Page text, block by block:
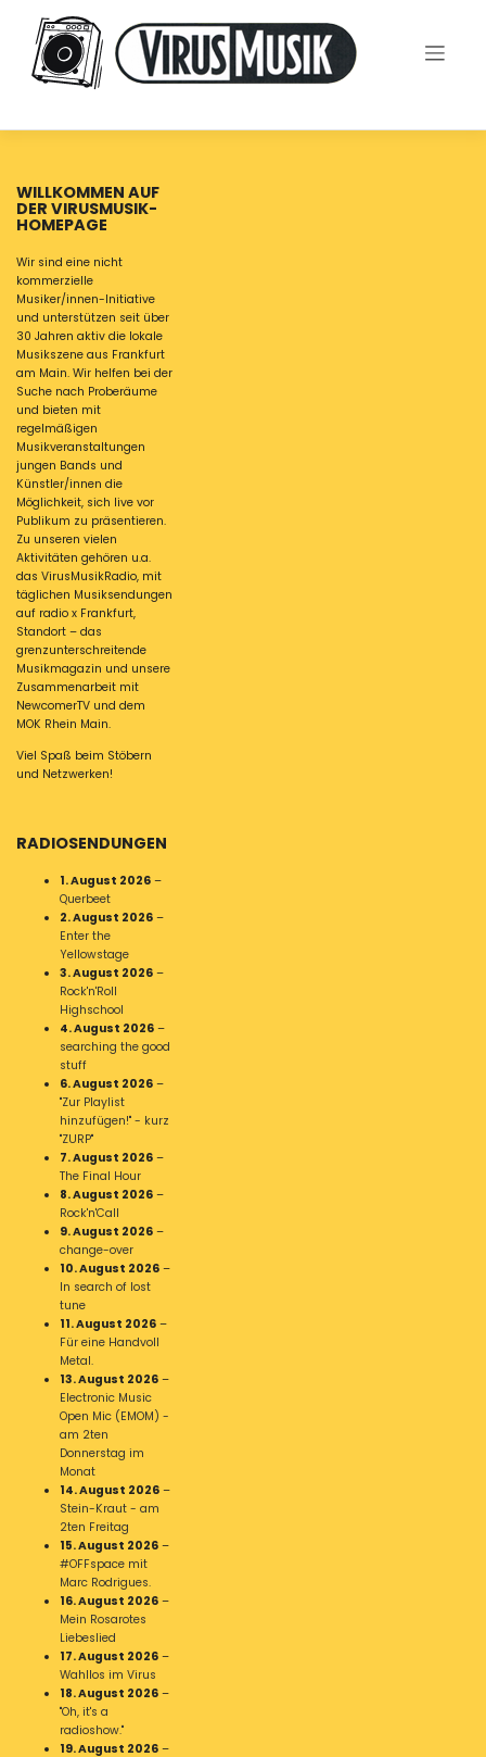
content
WILLKOMMEN AUF
DER VIRUSMUSIK-
HOMEPAGE
Wir sind eine nicht
kommerzielle
Musiker/innen-Initiative
und unterstützen seit über
30 Jahren aktiv die lokale
Musikszene aus Frankfurt
am Main. Wir helfen bei der
Suche nach Proberäume
und bieten mit
regelmäßigen
Musikveranstaltungen
jungen Bands und
Künstler/innen die
Möglichkeit, sich live vor
Publikum zu präsentieren.
Zu unseren vielen
Aktivitäten gehören u.a.
das VirusMusikRadio, mit
täglichen Musiksendungen
auf radio x Frankfurt,
Standort – das
grenzunterschreitende
Musikmagazin und unsere
Zusammenarbeit mit
NewcomerTV und dem
MOK Rhein Main.
Viel Spaß beim Stöbern
und Netzwerken!
RADIOSENDUNGEN
1. August 2026 –
Querbeet
2. August 2026 –
Enter the
Yellowstage
3. August 2026 –
Rock'n'Roll
Highschool
4. August 2026 –
searching the good
stuff
6. August 2026 –
"Zur Playlist
hinzufügen!" - kurz
"ZURP"
7. August 2026 –
The Final Hour
8. August 2026 –
Rock'n'Call
9. August 2026 –
change-over
10. August 2026 –
In search of lost
tune
11. August 2026 –
Für eine Handvoll
Metal.
13. August 2026 –
Electronic Music
Open Mic (EMOM) -
am 2ten
Donnerstag im
Monat
14. August 2026 –
Stein-Kraut - am
2ten Freitag
15. August 2026 –
#OFFspace mit
Marc Rodrigues.
16. August 2026 –
Mein Rosarotes
Liebeslied
17. August 2026 –
Wahllos im Virus
18. August 2026 –
"Oh, it's a
radioshow."
19. August 2026 –